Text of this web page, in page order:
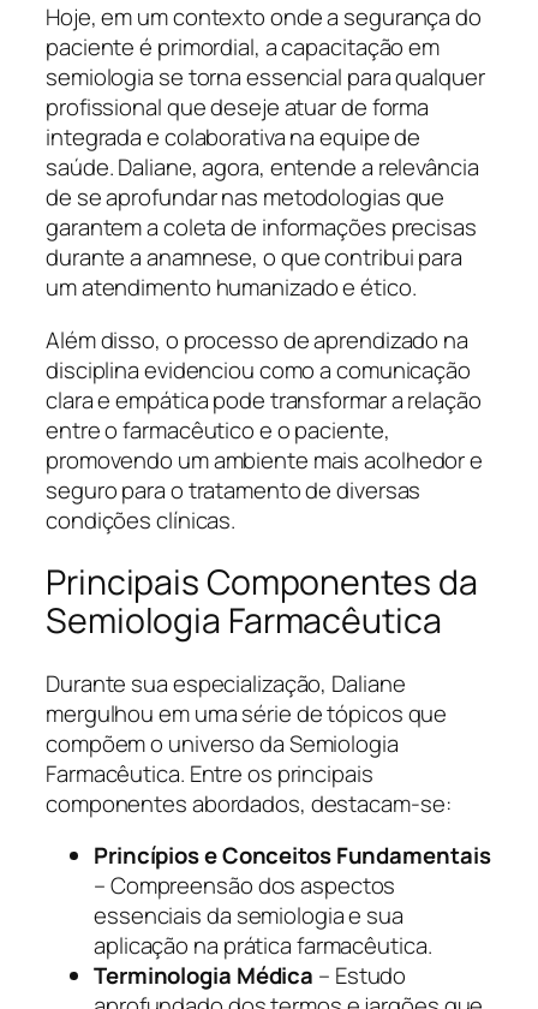
Hoje, em um contexto onde a segurança do
paciente é primordial, a capacitação em
semiologia se torna essencial para qualquer
profissional que deseje atuar de forma
integrada e colaborativa na equipe de
saúde. Daliane, agora, entende a relevância
de se aprofundar nas metodologias que
garantem a coleta de informações precisas
durante a anamnese, o que contribui para
um atendimento humanizado e ético.
Além disso, o processo de aprendizado na
disciplina evidenciou como a comunicação
clara e empática pode transformar a relação
entre o farmacêutico e o paciente,
promovendo um ambiente mais acolhedor e
seguro para o tratamento de diversas
condições clínicas.
Principais Componentes da
Semiologia Farmacêutica
Durante sua especialização, Daliane
mergulhou em uma série de tópicos que
compõem o universo da Semiologia
Farmacêutica. Entre os principais
componentes abordados, destacam-se:
Princípios e Conceitos Fundamentais
– Compreensão dos aspectos
essenciais da semiologia e sua
aplicação na prática farmacêutica.
Terminologia Médica – Estudo